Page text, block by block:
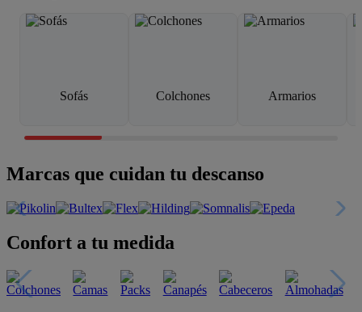
Sofás Colchones Armarios
Marcas que cuidan tu descanso
Confort a tu medida